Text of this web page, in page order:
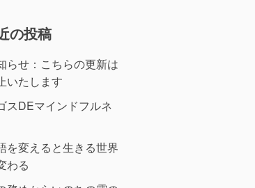
の投稿
らせ：こちらの更新は
いたします
スDEマインドフルネ
を変えると生きる世界
わる